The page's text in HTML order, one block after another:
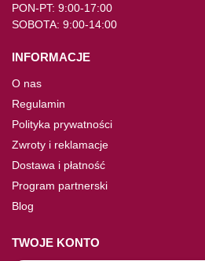
PON-PT: 9:00-17:00
SOBOTA: 9:00-14:00
INFORMACJE
O nas
Regulamin
Polityka prywatności
Zwroty i reklamacje
Dostawa i płatność
Program partnerski
Blog
TWOJE KONTO